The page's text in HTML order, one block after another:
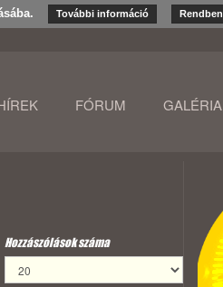
További információ Rendben
FÓRUM GALÉRIA
Hozzászólások száma